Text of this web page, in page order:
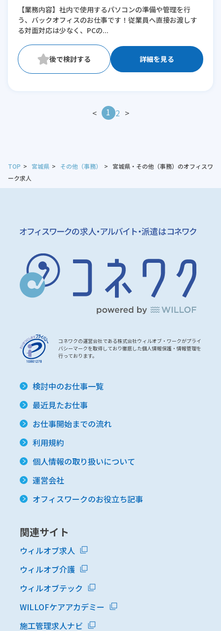
※残業：0〜10時間程度/月
【業務内容】社内で使用するパソコンの準備や管理を行
う、バックオフィスのお仕事です！従業員へ直接お渡しす
る対面対応は少なく、PCの...
詳細を見る
< 1 2 >
TOP 宮城県 その他（事務）
宮城県・その他（事務）のオフィスワ
ーク求人
コネワクの運営会社である株式会社ウィルオブ・ワークがプライ
バシーマークを取得しており徹底した個人情報保護・情報管理を
行っております。
検討中のお仕事一覧
最近見たお仕事
お仕事開始までの流れ
利用規約
個人情報の取り扱いについて
運営会社
オフィスワークのお役立ち記事
関連サイト
ウィルオブ求人
ウィルオブ介護
ウィルオブテック
WILLOFケアアカデミー
施工管理求人ナビ